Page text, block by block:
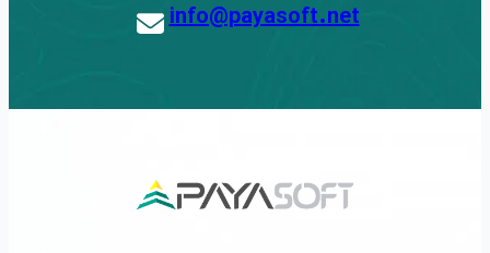
info@payasoft.net